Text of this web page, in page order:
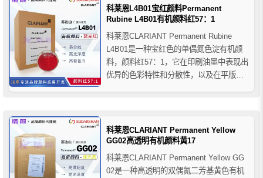
科莱恩L4B01宝红颜料Permanent
Rubine L4B01有机颜料红57：1
科莱恩CLARIANT Permanent Rubine
L4B01是一种宝红色的单偶氮色淀有机颜
料，颜料红57：1，它在印刷油墨中表现出
优异的色彩特性和分散性，以及在平版油
素印刷油墨除外。色调符合原色品红色
的...
科莱恩CLARIANT Permanent Yellow
GG02高透明有机颜料黄17
科莱恩CLARIANT Permanent Yellow GG
02是一种高透明的双偶氮二芳基黄色有机